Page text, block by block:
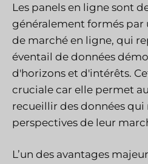
Les panels en ligne sont
généralement formés par
de marché en ligne, qui
éventail de données
d'horizons et d'intérêts.
cruciale car elle permet
recueillir des données qui
perspectives de leur
L’un des avantages